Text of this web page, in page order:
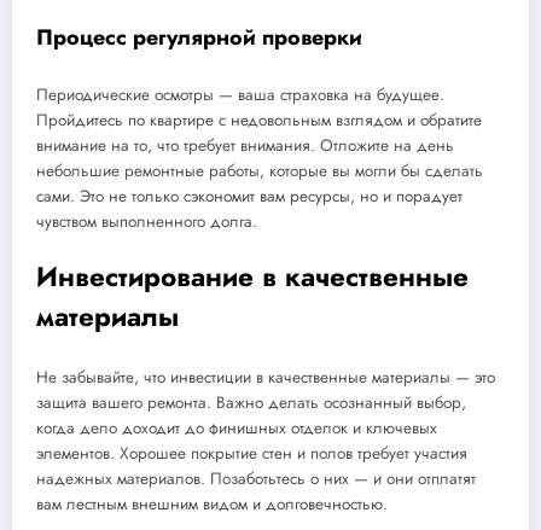
Процесс регулярной проверки
Периодические осмотры — ваша страховка на будущее.
Пройдитесь по квартире с недовольным взглядом и обратите
внимание на то, что требует внимания. Отложите на день
небольшие ремонтные работы, которые вы могли бы сделать
сами. Это не только сэкономит вам ресурсы, но и порадует
чувством выполненного долга.
Инвестирование в качественные
материалы
Не забывайте, что инвестиции в качественные материалы — это
защита вашего ремонта. Важно делать осознанный выбор,
когда дело доходит до финишных отделок и ключевых
элементов. Хорошее покрытие стен и полов требует участия
надежных материалов. Позаботьтесь о них — и они отплатят
вам лестным внешним видом и долговечностью.